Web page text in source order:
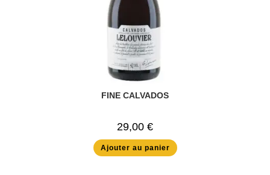
FINE CALVADOS
29,00 €
Ajouter au panier